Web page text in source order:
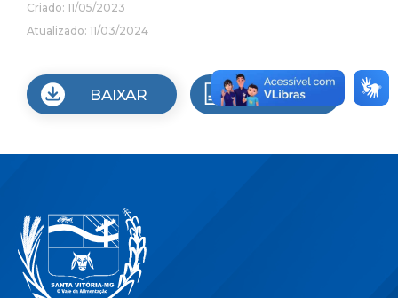
Criado: 11/05/2023
Atualizado: 11/03/2024
BAIXAR VISUALIZAR